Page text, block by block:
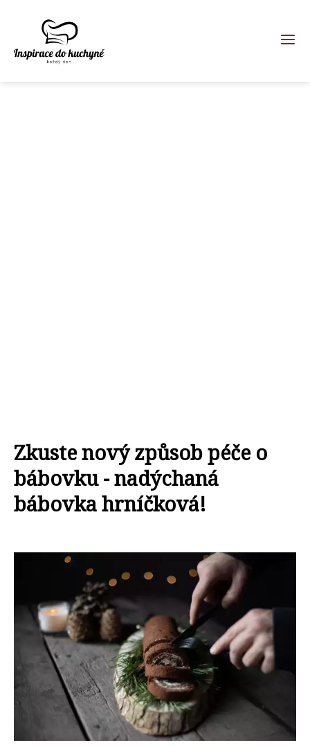
Zkuste nový způsob péče o
bábovku - nadýchaná
bábovka hrníčková!